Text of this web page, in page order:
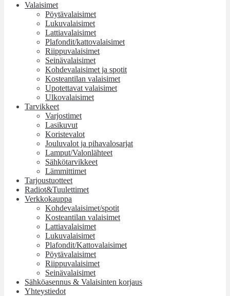
Valaisimet
Pöytävalaisimet
Lukuvalaisimet
Lattiavalaisimet
Plafondit/kattovalaisimet
Riippuvalaisimet
Seinävalaisimet
Kohdevalaisimet ja spotit
Kosteantilan valaisimet
Upotettavat valaisimet
Ulkovalaisimet
Tarvikkeet
Varjostimet
Lasikuvut
Koristevalot
Jouluvalot ja pihavalosarjat
Lamput/Valonlähteet
Sähkötarvikkeet
Lämmittimet
Tarjoustuotteet
Radiot&Tuulettimet
Verkkokauppa
Kohdevalaisimet/spotit
Kosteantilan valaisimet
Lattiavalaisimet
Lukuvalaisimet
Plafondit/Kattovalaisimet
Pöytävalaisimet
Riippuvalaisimet
Seinävalaisimet
Sähköasennus & Valaisinten korjaus
Yhteystiedot